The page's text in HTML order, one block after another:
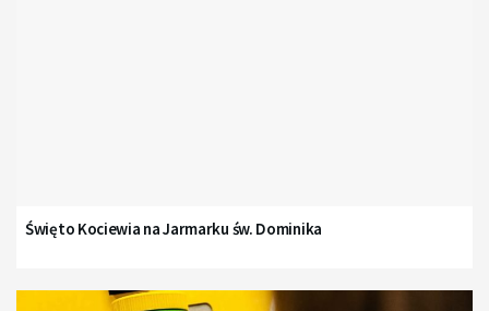
Święto Kociewia na Jarmarku św. Dominika